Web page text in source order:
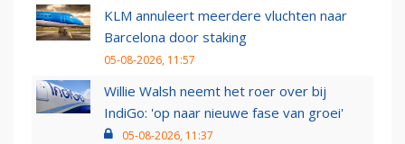
KLM annuleert meerdere vluchten naar
Barcelona door staking
05-08-2026, 11:57
Willie Walsh neemt het roer over bij
IndiGo: 'op naar nieuwe fase van groei'
05-08-2026, 11:37